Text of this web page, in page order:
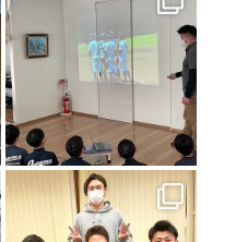
2021年7月17日
2021年7月9日
2021年6月24日
ー帯同に行ってきました❕
2021年6月18日